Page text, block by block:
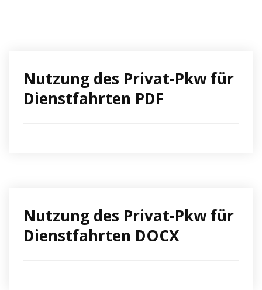
Nutzung des Privat-Pkw für
Dienstfahrten PDF
Nutzung des Privat-Pkw für
Dienstfahrten DOCX